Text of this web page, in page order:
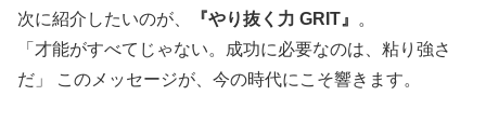
次に紹介したいのが、 『やり抜く力 GRIT』
。
「才能がすべてじゃない。成功に必要なのは、粘り強さ
だ」 このメッセージが、今の時代にこそ響きます。